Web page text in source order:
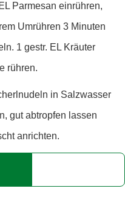
Parmesan einrühren,
Umrühren 3 Minuten
1 gestr. EL Kräuter
rühren.
in Salzwasser
gut abtropfen lassen
anrichten.